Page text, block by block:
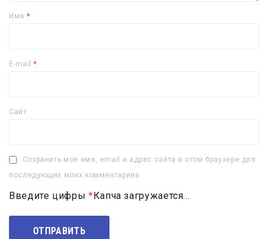
Имя *
E-mail*
Сайт
Сохранить моё имя, email и адрес сайта в этом браузере для
последующих моих комментариев.
Введите цифры * Капча загружается...